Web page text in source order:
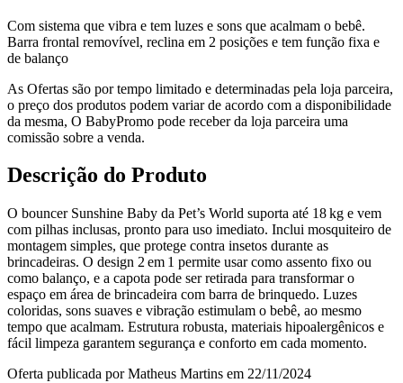
Com sistema que vibra e tem luzes e sons que acalmam o bebê.
Barra frontal removível, reclina em 2 posições e tem função fixa e
de balanço
As Ofertas são por tempo limitado e determinadas pela loja parceira,
o preço dos produtos podem variar de acordo com a disponibilidade
da mesma, O BabyPromo pode receber da loja parceira uma
comissão sobre a venda.
Descrição do Produto
O bouncer Sunshine Baby da Pet’s World suporta até 18 kg e vem
com pilhas inclusas, pronto para uso imediato. Inclui mosquiteiro de
montagem simples, que protege contra insetos durante as
brincadeiras. O design 2 em 1 permite usar como assento fixo ou
como balanço, e a capota pode ser retirada para transformar o
espaço em área de brincadeira com barra de brinquedo. Luzes
coloridas, sons suaves e vibração estimulam o bebê, ao mesmo
tempo que acalmam. Estrutura robusta, materiais hipoalergênicos e
fácil limpeza garantem segurança e conforto em cada momento.
Oferta publicada por Matheus Martins em 22/11/2024